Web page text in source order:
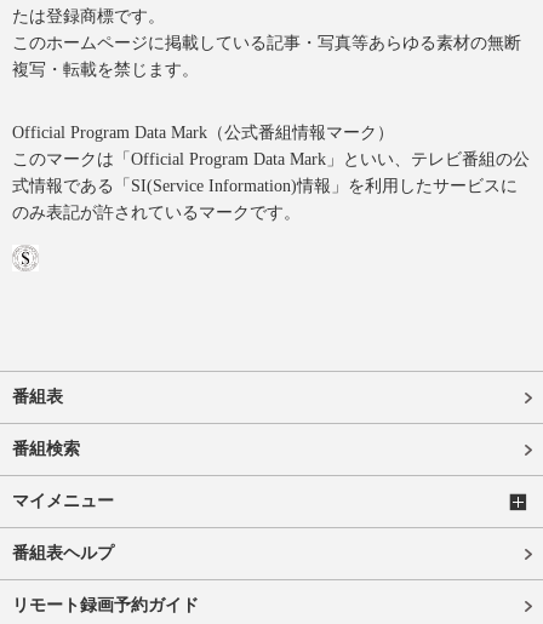
たは登録商標です。
このホームページに掲載している記事・写真等あらゆる素材の無断
複写・転載を禁じます。
Official Program Data Mark（公式番組情報マーク）
このマークは「Official Program Data Mark」といい、テレビ番組の公
式情報である「SI(Service Information)情報」を利用したサービスに
のみ表記が許されているマークです。
番組表
番組検索
マイメニュー
番組表ヘルプ
リモート録画予約ガイド